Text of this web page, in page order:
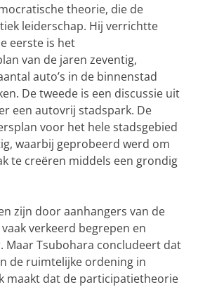
theorie, die de
leiderschap. Hij verrichtte
eerste is het
van de jaren zeventig,
auto’s in de binnenstad
De tweede is een discussie uit
een autovrij stadspark. De
voor het hele stadsgebied
waarbij geprobeerd werd om
te creëren middels een grondig
zijn door aanhangers van de
verkeerd begrepen en
Maar Tsubohara concludeert dat
de ruimtelijke ordening in
maakt dat de participatietheorie